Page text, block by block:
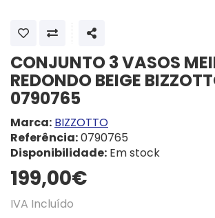
SHARE
CONJUNTO 3 VASOS
REDONDO BEIGE
0790765
Marca: BIZZOTTO
Referência:0790765
Disponibilidade: Em stock
199,00€
IVA Incluído